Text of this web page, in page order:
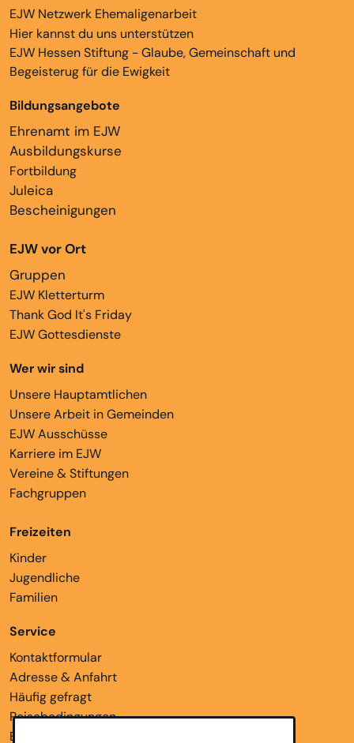
EJW Netzwerk Ehemaligenarbeit
Hier kannst du uns unterstützen
EJW Hessen Stiftung - Glaube, Gemeinschaft und
Begeisterug für die Ewigkeit
Bildungsangebote
Ehrenamt im EJW
Ausbildungskurse
Fortbildung
Juleica
Bescheinigungen
EJW vor Ort
Gruppen
EJW Kletterturm
Thank God It's Friday
EJW Gottesdienste
Wer wir sind
Unsere Hauptamtlichen
Unsere Arbeit in Gemeinden
EJW Ausschüsse
Karriere im EJW
Vereine & Stiftungen
Fachgruppen
Freizeiten
Kinder
Jugendliche
Familien
Service
Kontaktformular
Adresse & Anfahrt
Häufig gefragt
Reisebedingungen
Bankverbindungen